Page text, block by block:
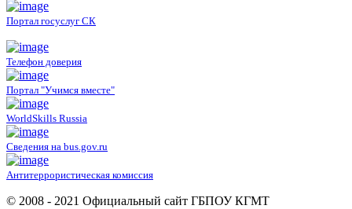
Портал госуслуг СК
Телефон доверия
Портал "Учимся вместе"
WorldSkills Russia
Сведения на bus.gov.ru
Антитеррористическая комиссия
© 2008 - 2021 Официальный сайт ГБПОУ КГМТ